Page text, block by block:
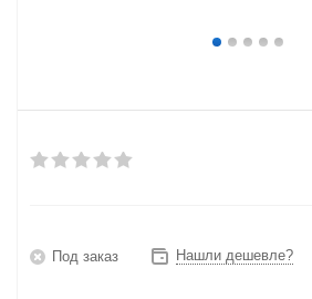
Под заказ Нашли дешевле?